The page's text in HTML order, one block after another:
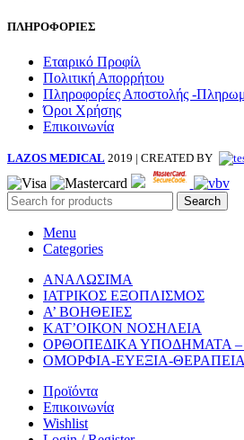
ΠΛΗΡΟΦΟΡΙΕΣ
Εταιρικό Προφίλ
Πολιτική Απορρήτου
Πληροφορίες Αποστολής -
Όροι Χρήσης
Επικοινωνία
LAZOS MEDICAL 2019 | CREATED BY
Search
Menu
Categories
ΑΝΑΛΩΣΙΜΑ
ΙΑΤΡΙΚΟΣ ΕΞΟΠΛΙΣΜΟΣ
Α’ ΒΟΗΘΕΙΕΣ
ΚΑΤ’ΟΙΚΟΝ ΝΟΣΗΛΕΙΑ
ΟΡΘΟΠΕΔΙΚΑ ΥΠΟΔΗΜΑΤΑ –
ΟΜΟΡΦΙΑ-ΕΥΕΞΙΑ-ΘΕΡΑΠΕΙΑ
Προϊόντα
Επικοινωνία
Wishlist